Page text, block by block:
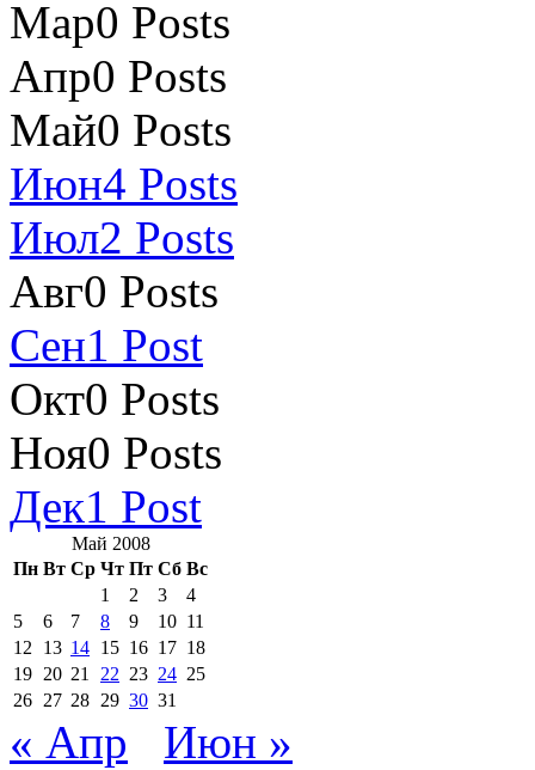
Мар0 Posts
Апр0 Posts
Май0 Posts
Июн4 Posts
Июл2 Posts
Авг0 Posts
Сен1 Post
Окт0 Posts
Ноя0 Posts
Дек1 Post
Май 2008
Пн Вт Ср Чт Пт Сб Вс
1
2 3
4
5
6 7 8 9 10 11
12
13 14 15 16 17 18
19 20 21 22 23 24 25
26 27 28 29 30 31
« Апр Июн »